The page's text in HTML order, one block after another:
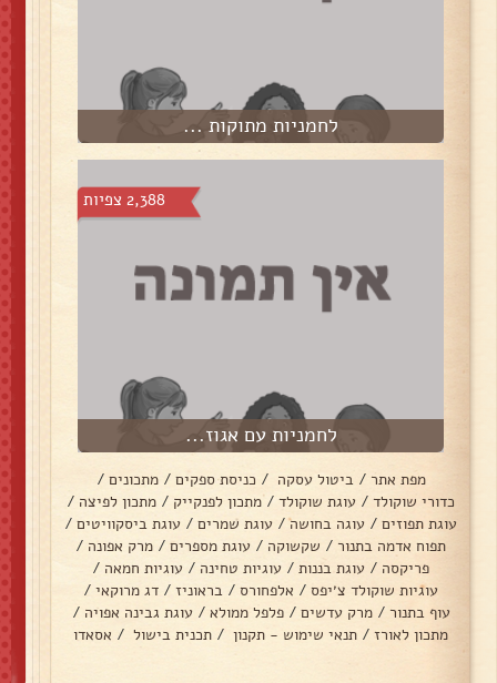
לחמניות מתוקות ...
2,388 צפיות
לחמניות עם אגוז...
מפת אתר / ביטול עסקה / כניסת ספקים / מתכונים /
כדורי שוקולד / עוגת שוקולד / מתכון לפנקייק / מתכון לפיצה /
עוגת תפוזים / עוגה בחושה / עוגת שמרים / עוגת ביסקוויטים /
תפוח אדמה בתנור / שקשוקה / עוגת מספרים / מרק אפונה /
פריקסה / עוגת בננות / עוגיות טחינה / עוגיות חמאה /
עוגיות שוקולד צ׳יפס / אלפחורס / בראוניז / דג מרוקאי /
עוף בתנור / מרק עדשים / פלפל ממולא / עוגת גבינה אפויה /
מתכון לאורז / תנאי שימוש - תקנון / תכנית בישול / אסאדו